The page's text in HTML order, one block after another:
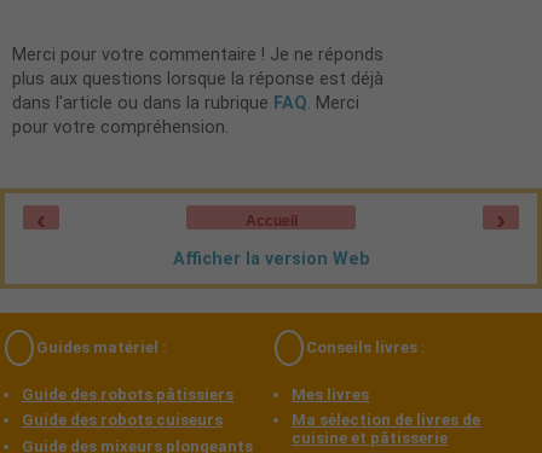
Merci pour votre commentaire ! Je ne réponds
plus aux questions lorsque la réponse est déjà
dans l'article ou dans la rubrique FAQ. Merci
pour votre compréhension.
‹ ›
Accueil
Afficher la version Web
Guides matériel :
Guide des robots pâtissiers
Guide des robots cuiseurs
Guide des mixeurs plongeants
Conseils livres :
Mes livres
Ma sélection de livres de
cuisine et pâtisserie